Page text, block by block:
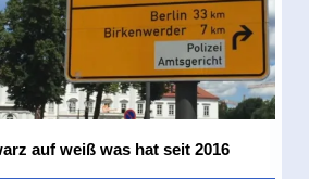
auf weiß was hat seit 2016